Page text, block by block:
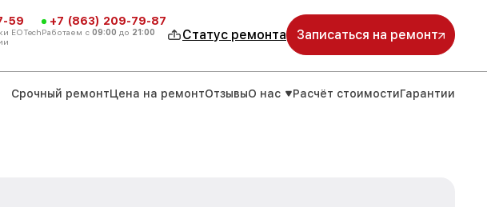
59
EOTech
+7 (863) 209-79-87
Работаем с 09:00 до 21:00 Статус ремонта Записаться на ремонт
Срочный ремонтЦена на ремонтОтзывыО нас Расчёт стоимостиГарантии